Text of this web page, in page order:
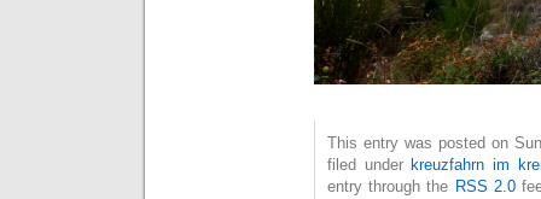
This entry was posted on
filed under kreuzfahrn im
entry through the RSS 2.0